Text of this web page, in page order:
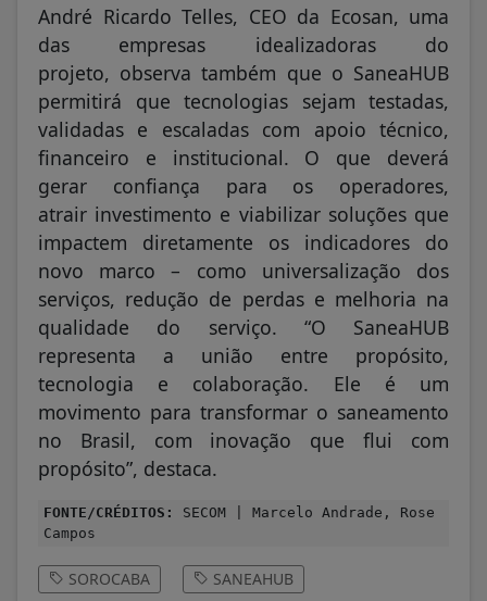
André Ricardo Telles, CEO da Ecosan, uma
das empresas idealizadoras do
projeto, observa também que o SaneaHUB
permitirá que tecnologias sejam testadas,
validadas e escaladas com apoio técnico,
financeiro e institucional. O que deverá
gerar confiança para os operadores,
atrair investimento e viabilizar soluções que
impactem diretamente os indicadores do
novo marco – como universalização dos
serviços, redução de perdas e melhoria na
qualidade do serviço. “O SaneaHUB
representa a união entre propósito,
tecnologia e colaboração. Ele é um
movimento para transformar o saneamento
no Brasil, com inovação que flui com
propósito”, destaca.
FONTE/CRÉDITOS:
SECOM | Marcelo Andrade, Rose
Campos
SOROCABA SANEAHUB